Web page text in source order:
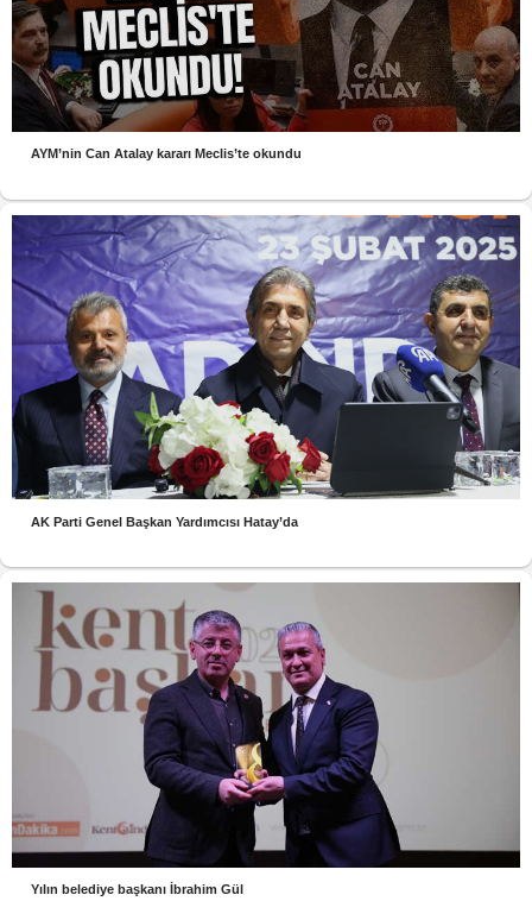
AYM’nin Can Atalay kararı Meclis’te okundu
AK Parti Genel Başkan Yardımcısı Hatay’da
Yılın belediye başkanı İbrahim Gül